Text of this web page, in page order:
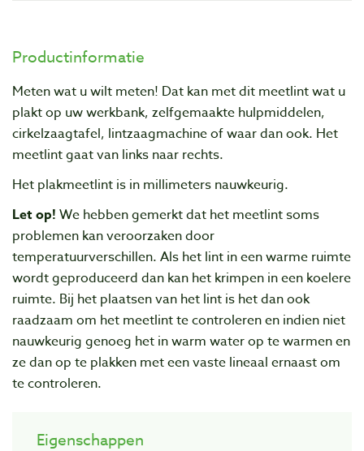
Productinformatie
Meten wat u wilt meten! Dat kan met dit meetlint wat u
plakt op uw werkbank, zelfgemaakte hulpmiddelen,
cirkelzaagtafel, lintzaagmachine of waar dan ook. Het
meetlint gaat van links naar rechts.
Het plakmeetlint is in millimeters nauwkeurig.
Let op! We hebben gemerkt dat het meetlint soms
problemen kan veroorzaken door
temperatuurverschillen. Als het lint in een warme ruimte
wordt geproduceerd dan kan het krimpen in een koelere
ruimte. Bij het plaatsen van het lint is het dan ook
raadzaam om het meetlint te controleren en indien niet
nauwkeurig genoeg het in warm water op te warmen en
ze dan op te plakken met een vaste lineaal ernaast om
te controleren.
Eigenschappen